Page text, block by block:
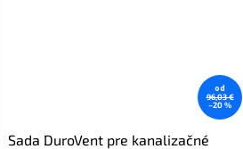
od
96,03 €
–20 %
Sada DuroVent pre kanalizačné